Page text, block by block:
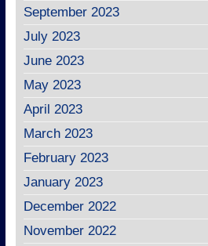
September 2023
July 2023
June 2023
May 2023
April 2023
March 2023
February 2023
January 2023
December 2022
November 2022